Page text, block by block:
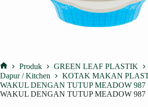
Home
Produk
GREEN LEAF PLASTIK
Dapur / Kitchen
KOTAK MAKAN
WAKUL DENGAN TUTUP MEADOW 987
WAKUL DENGAN TUTUP MEADOW 987